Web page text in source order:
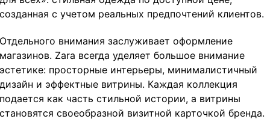
созданная с учетом реальных предпочтений клиентов.
Отдельного внимания заслуживает оформление
магазинов. Zara всегда уделяет большое внимание
эстетике: просторные интерьеры, минималистичный
дизайн и эффектные витрины. Каждая коллекция
подается как часть стильной истории, а витрины
становятся своеобразной визитной карточкой бренда.